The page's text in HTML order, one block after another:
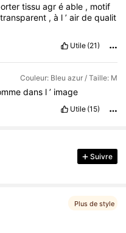
tissu agr é able , motif
transparent ,à l’airdequalit
Utile (21)
Couleur: Bleu azur / Taille: M
dans l’ image
Utile (15)
Suivre
Plus de style